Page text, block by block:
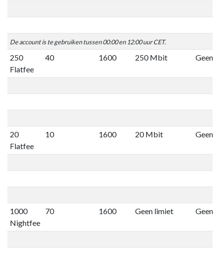
De account is te gebruiken tussen 00:00 en 12:00 uur CET.
250
Flatfee
40 1600 250 Mbit Geen
20
Flatfee
10 1600 20 Mbit Geen
1000
Nightfee
70 1600 Geen limiet Geen